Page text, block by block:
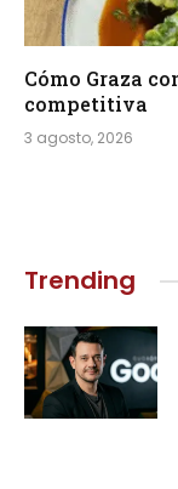
Cómo Graza
competitiva
3 agosto, 2026
Trending